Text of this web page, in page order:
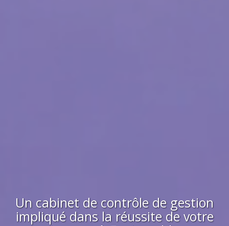
Un cabinet de contrôle de gestion
impliqué dans la réussite de votre